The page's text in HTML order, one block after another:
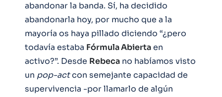
abandonar la banda. Sí, ha decidido
abandonarla hoy, por mucho que a la
mayoría os haya pillado diciendo “¿pero
todavía estaba Fórmula Abiertaen
activo?”. Desde Rebeca no habíamos visto
un pop-actcon semejante capacidad de
supervivencia -por llamarlo de algún